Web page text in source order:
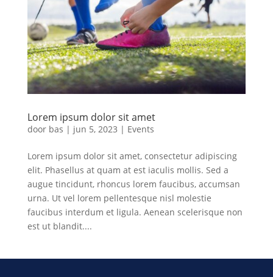
Lorem ipsum dolor sit amet
door bas | jun 5, 2023 | Events
Lorem ipsum dolor sit amet, consectetur adipiscing
elit. Phasellus at quam at est iaculis mollis. Sed a
augue tincidunt, rhoncus lorem faucibus, accumsan
urna. Ut vel lorem pellentesque nisl molestie
faucibus interdum et ligula. Aenean scelerisque non
est ut blandit....